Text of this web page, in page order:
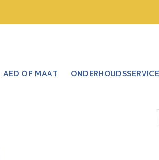
AED OP MAAT ONDERHOUDSSERVICE